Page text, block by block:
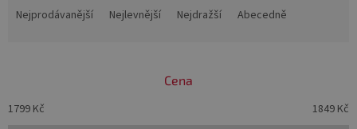
p
r
Nejprodávanější Nejlevnější Nejdražší Abecedně
Cena
1799 Kč 1849 Kč